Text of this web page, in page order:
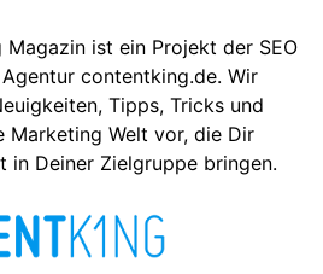
Magazin ist ein Projekt der SEO
contentking.de. Wir
Tipps, Tricks und
Marketing Welt vor, die Dir
in Deiner Zielgruppe bringen.